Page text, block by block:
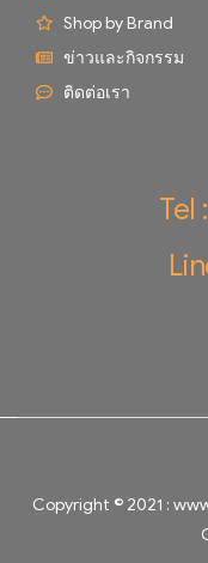
Shop by Brand
ข่าวและกิจกรรม
ติดต่อเรา
Tel
Copyright © 2021 :